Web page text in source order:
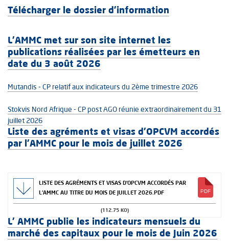
Télécharger le dossier d’information
L’AMMC met sur son site internet les
publications réalisées par les émetteurs en
date du 3 août 2026
Mutandis - CP relatif aux indicateurs du 2ème trimestre 2026
Stokvis Nord Afrique - CP post AGO réunie extraordinairement du 31
juillet 2026
Liste des agréments et visas d'OPCVM accordés
par l'AMMC pour le mois de juillet 2026
LISTE DES AGRÉMENTS ET VISAS D'OPCVM ACCORDÉS PAR
L'AMMC AU TITRE DU MOIS DE JUILLET 2026.PDF
(112.75 KO)
L' AMMC publie les indicateurs mensuels du
marché des capitaux pour le mois de Juin 2026